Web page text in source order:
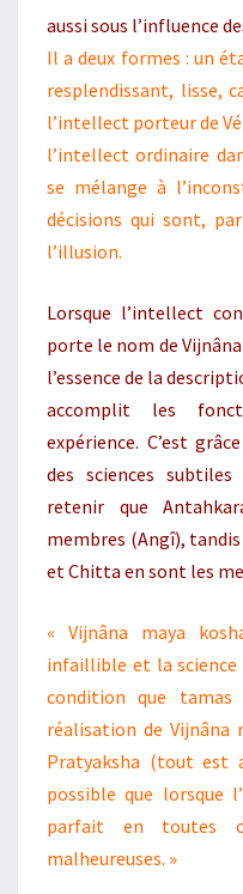
aussi sous l’influence
Il a deux formes : un
resplendissant, lisse,
l’intellect porteur de
l’intellect ordinaire
se mélange à
décisions qui sont,
l’illusion.
Lorsque l’intellect
porte le nom de
l’essence de la
accomplit les
expérience. C’est
des sciences
retenir que
membres (Angî),
et Chitta en sont les
« Vijnâna maya
infaillible et la science
condition que
réalisation de Vijnâna
Pratyaksha (tout est
possible que lorsque
parfait en toutes
malheureuses. »